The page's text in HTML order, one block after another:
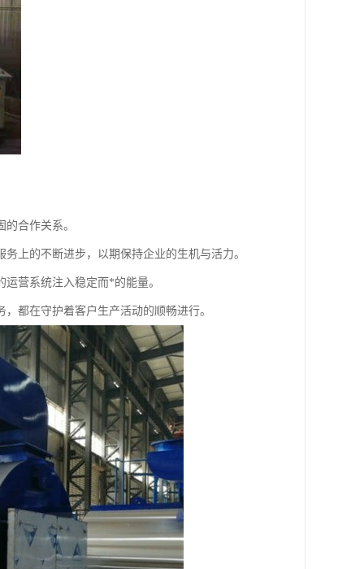
合作关系。
上的不断进步，以期保持企业的生机与活力。
营系统注入稳定而*的能量。
都在守护着客户生产活动的顺畅进行。